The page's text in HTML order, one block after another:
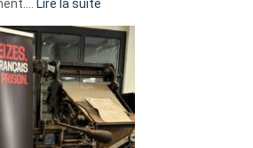
Lire la suite
Eurovision
2026
:
Pays-
Bas,
Espagne,